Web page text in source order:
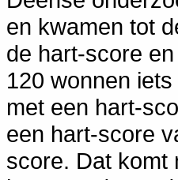
en kwamen tot
de hart-score
120 wonnen
met een hart-
een hart-score
score. Dat komt